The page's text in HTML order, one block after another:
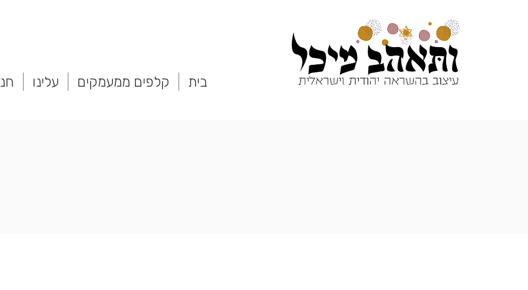
בית קלפים ממעמקים עלינו